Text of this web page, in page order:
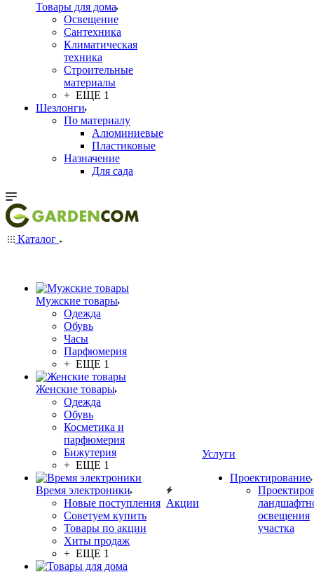
Товары для дома
Освещение
Сантехника
Климатическая
техника
Строительные
материалы
+ ЕЩЕ 1
Шезлонги
По материалу
Алюминиевые
Пластиковые
Назначение
Для сада
Каталог
Мужские товары
Одежда
Обувь
Часы
Парфюмерия
+ ЕЩЕ 1
Женские товары
Одежда
Обувь
Косметика и
парфюмерия
Бижутерия
+ ЕЩЕ 1
Время электроники
Новые поступления
Советуем купить
Товары по акции
Хиты продаж
+ ЕЩЕ 1
Акции
Услуги
Проектирование
освещения
участка